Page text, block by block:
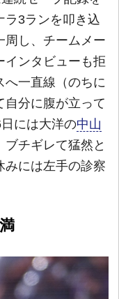
ラ3ランを叩き込
周し、チームメー
インタビューも拒
へ一直線（のちに
自分に腹が立って
には大洋の中山
チギレて猛然と
みには左手の診察